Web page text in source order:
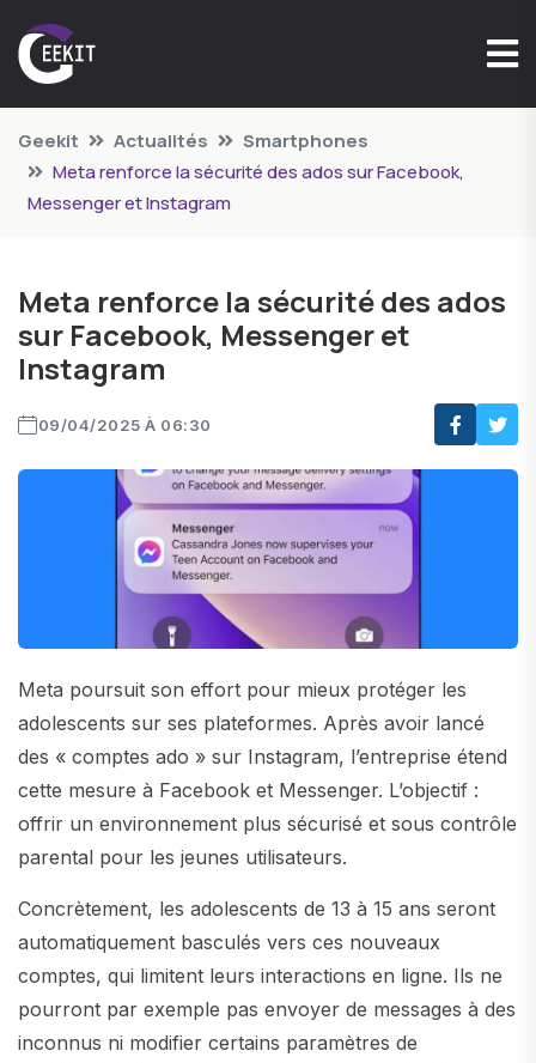
Geekit Actualités
Smartphones
Meta renforce la sécurité des ados sur Facebook,
Messenger et Instagram
Meta renforce la sécurité des ados
sur Facebook, Messenger et
Instagram
09/04/2025 À 06:30
Meta poursuit son effort pour mieux protéger les
adolescents sur ses plateformes. Après avoir lancé
des « comptes ado » sur Instagram, l’entreprise étend
cette mesure à Facebook et Messenger. L’objectif :
offrir un environnement plus sécurisé et sous contrôle
parental pour les jeunes utilisateurs.
Concrètement, les adolescents de 13 à 15 ans seront
automatiquement basculés vers ces nouveaux
comptes, qui limitent leurs interactions en ligne. Ils ne
pourront par exemple pas envoyer de messages à des
inconnus ni modifier certains paramètres de